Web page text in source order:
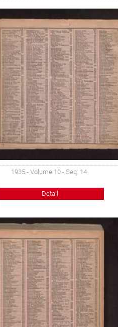
1935 - Volume 10 - Seq: 14
Detail